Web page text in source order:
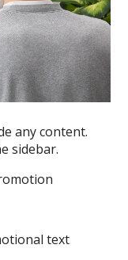
any content.
sidebar.
text